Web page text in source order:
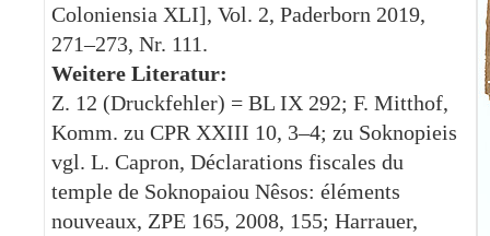
Coloniensia XLI], Vol. 2, Paderborn 2019,
271–273, Nr. 111.
Weitere Literatur:
Z. 12 (Druckfehler) = BL IX 292; F. Mitthof,
Komm. zu CPR XXIII 10, 3–4; zu Soknopieis
vgl. L. Capron, Déclarations fiscales du
temple de Soknopaiou Nêsos: éléments
nouveaux, ZPE 165, 2008, 155; Harrauer,